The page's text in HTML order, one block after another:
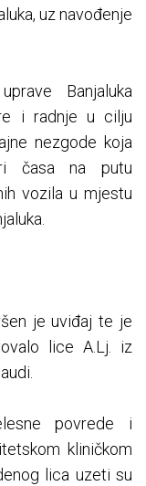
uz navođenje
Banjaluka
i radnje u cilju
nezgode koja
časa na putu
vozila u mjestu
je uviđaj te je
lice A.Lj. iz
povrede i
kliničkom
lica uzeti su